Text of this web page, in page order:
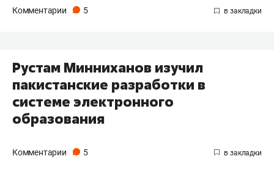
Комментарии 5
Рустам Минниханов изучил
пакистанские разработки в
системе электронного
образования
Комментарии 5